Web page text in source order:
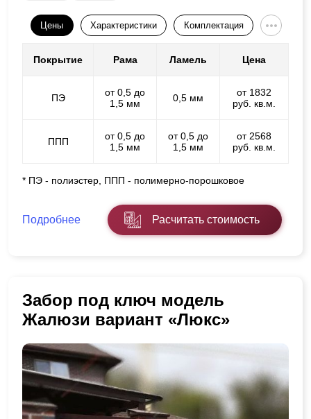
Цены Характеристики Комплектация
Покрытие Рама Ламель Цена
ПЭ
от 0,5 до
1,5 мм
0,5 мм
от 1832
руб. кв.м.
ППП
от 0,5 до
1,5 мм
от 0,5 до
1,5 мм
от 2568
руб. кв.м.
* ПЭ - полиэстер, ППП - полимерно-порошковое
Подробнее Расчитать стоимость
Забор под ключ модель
Жалюзи вариант «Люкс»